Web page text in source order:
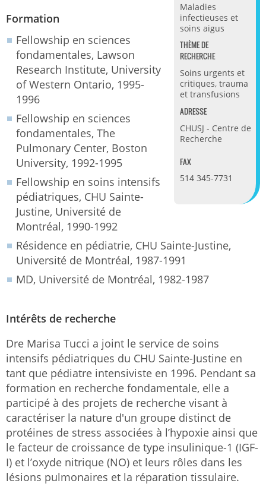
Maladies
infectieuses et
soins aigus
THÈME DE
RECHERCHE
Soins urgents et
critiques, trauma
et transfusions
ADRESSE
CHUSJ - Centre de
Recherche
FAX
514 345-7731
Formation
Fellowship en sciences
fondamentales, Lawson
Research Institute, University
of Western Ontario, 1995-
1996
Fellowship en sciences
fondamentales, The
Pulmonary Center, Boston
University, 1992-1995
Fellowship en soins intensifs
pédiatriques, CHU Sainte-
Justine, Université de
Montréal, 1990-1992
Résidence en pédiatrie, CHU Sainte-Justine,
Université de Montréal, 1987-1991
MD, Université de Montréal, 1982-1987
Intérêts de recherche
Dre Marisa Tucci a joint le service de soins
intensifs pédiatriques du CHU Sainte-Justine en
tant que pédiatre intensiviste en 1996. Pendant sa
formation en recherche fondamentale, elle a
participé à des projets de recherche visant à
caractériser la nature d'un groupe distinct de
protéines de stress associées à l’hypoxie ainsi que
le facteur de croissance de type insulinique-1 (IGF-
I) et l’oxyde nitrique (NO) et leurs rôles dans les
lésions pulmonaires et la réparation tissulaire.